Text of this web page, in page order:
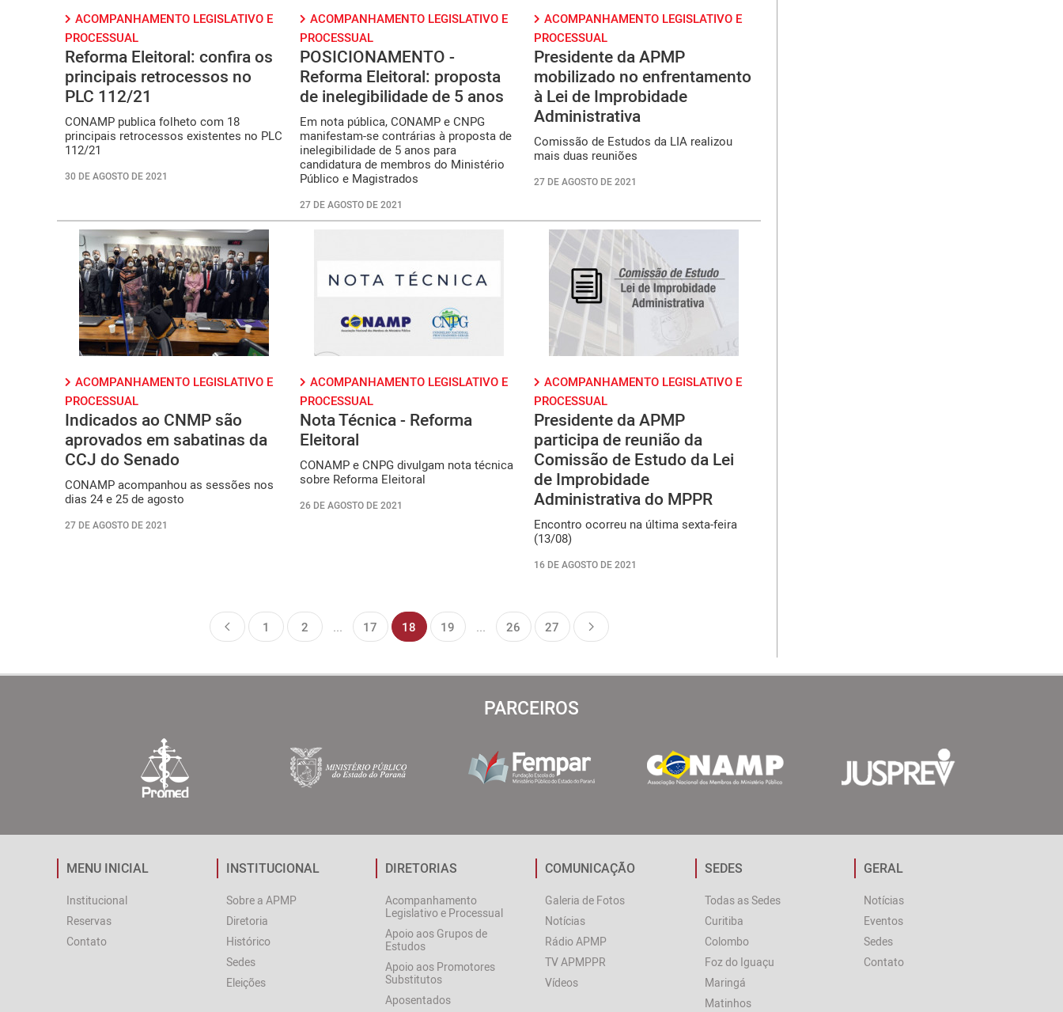
ACOMPANHAMENTO LEGISLATIVO E
PROCESSUAL
Reforma Eleitoral: confira os
principais retrocessos no
PLC 112/21
CONAMP publica folheto com 18
principais retrocessos existentes no PLC
112/21
30 DE AGOSTO DE 2021
ACOMPANHAMENTO LEGISLATIVO E
PROCESSUAL
POSICIONAMENTO -
Reforma Eleitoral: proposta
de inelegibilidade de 5 anos
Em nota pública, CONAMP e CNPG
manifestam-se contrárias à proposta de
inelegibilidade de 5 anos para
candidatura de membros do Ministério
Público e Magistrados
27 DE AGOSTO DE 2021
ACOMPANHAMENTO LEGISLATIVO E
PROCESSUAL
Presidente da APMP
mobilizado no enfrentamento
à Lei de Improbidade
Administrativa
Comissão de Estudos da LIA realizou
mais duas reuniões
27 DE AGOSTO DE 2021
ACOMPANHAMENTO LEGISLATIVO E
PROCESSUAL
Indicados ao CNMP são
aprovados em sabatinas da
CCJ do Senado
CONAMP acompanhou as sessões nos
dias 24 e 25 de agosto
27 DE AGOSTO DE 2021
ACOMPANHAMENTO LEGISLATIVO E
PROCESSUAL
Nota Técnica - Reforma
Eleitoral
CONAMP e CNPG divulgam nota técnica
sobre Reforma Eleitoral
26 DE AGOSTO DE 2021
ACOMPANHAMENTO LEGISLATIVO E
PROCESSUAL
Presidente da APMP
participa de reunião da
Comissão de Estudo da Lei
de Improbidade
Administrativa do MPPR
Encontro ocorreu na última sexta-feira
(13/08)
16 DE AGOSTO DE 2021
1 2 ... 17 18 19 ... 26 27
PARCEIROS
MENU INICIAL
Institucional
Reservas
Contato
INSTITUCIONAL
Sobre a APMP
Diretoria
Histórico
Sedes
Eleições
DIRETORIAS
Acompanhamento
Legislativo e Processual
Apoio aos Grupos de
Estudos
Apoio aos Promotores
Substitutos
Aposentados
COMUNICAÇÃO
Galeria de Fotos
Notícias
Rádio APMP
TV APMPPR
Vídeos
SEDES
Todas as Sedes
Curitiba
Colombo
Foz do Iguaçu
Maringá
Matinhos
GERAL
Notícias
Eventos
Sedes
Contato